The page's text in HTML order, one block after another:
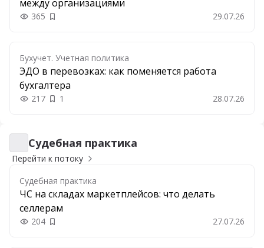
между организациями
365 Добавить в закладки 29.07.26
Бухучет. Учетная политика
ЭДО в перевозках: как поменяется работа
бухгалтера
217 1 28.07.26
Судебная практика
Судебная практика
Перейти к потоку
Судебная практика
ЧС на складах маркетплейсов: что делать
селлерам
204 Добавить в закладки 27.07.26